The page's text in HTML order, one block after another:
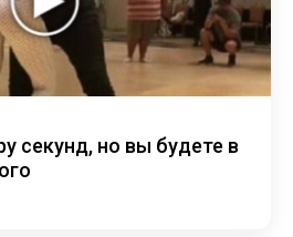
секунд, но вы будете в